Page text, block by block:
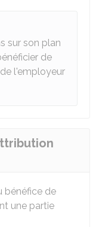
sur son plan
de
l'employeur
bénéfice de
une partie